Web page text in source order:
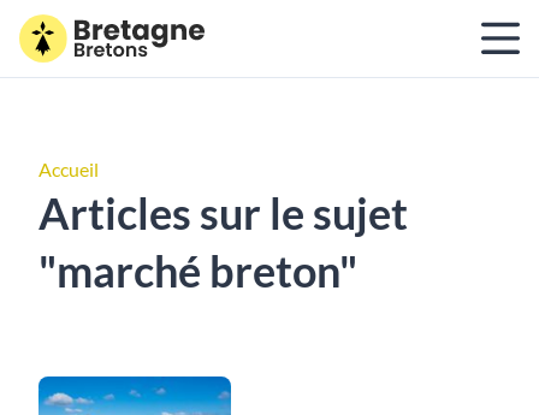
Accueil
Articles sur le sujet
"marché breton"